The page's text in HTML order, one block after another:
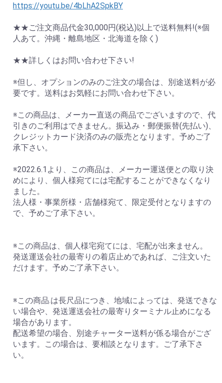
https://youtu.be/4bLhA2SpkBY
★★ご注文商品代金30,000円(税込)以上で送料無料!(※個
人あて。沖縄・離島地区・北海道を除く)
★★詳しくはお問い合わせ下さい!
※但し、オプションのみのご注文の場合は、別途送料が必
要です。送料はお気軽にお問い合わせ下さい。
※この商品は、メーカー直送の商品でございますので、代
引きのご利用はできません。振込み・郵便振替(先払い)、
クレジットカード決済のみの販売となります。予めご了
承下さい。
※2022.6.1より、この商品は、メーカー運送便との取り決
めにより、個人様宛てには宅配することができなくなり
ました。
法人様・事業所様・店舗様宛て、限定受付となりますの
で、予めご了承下さい。
※この商品は、個人様宅宛てには、宅配が出来ません。
発送運送会社の最寄りの着店止めであれば、ご注文いた
だけます。予めご了承下さい。
※この商品.は長尺品につき、地域によっては、発送できな
い場合や、発送運送会社の最寄りターミナル止めになる
場合があります。
配送希望の場合、別途チャーター送料が係る場合がござ
います。この場合は、要相談となります。ご了承下さ
い。